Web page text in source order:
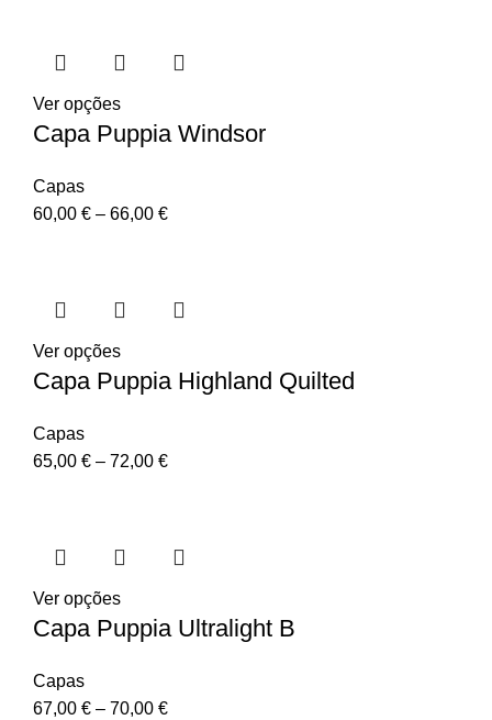
Ver opções
Capa Puppia Windsor
Capas
60,00 € – 66,00 €
Ver opções
Capa Puppia Highland Quilted
Capas
65,00 € – 72,00 €
Ver opções
Capa Puppia Ultralight B
Capas
67,00 € – 70,00 €